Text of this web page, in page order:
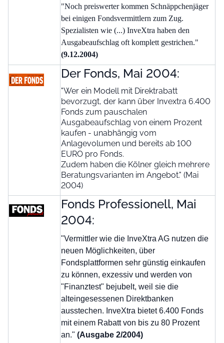
"Noch preiswerter kommen Schnäppchenjäger
bei einigen Fondsvermittlern zum Zug.
Spezialisten wie (...) InveXtra haben den
Ausgabeaufschlag oft komplett gestrichen."
(9.12.2004)
Der Fonds, Mai 2004:
"Wer ein Modell mit Direktrabatt
bevorzugt, der kann über Invextra 6.400
Fonds zum pauschalen
Ausgabeaufschlag von einem Prozent
kaufen - unabhängig vom
Anlagevolumen und bereits ab 100
EURO pro Fonds.
Zudem haben die Kölner gleich mehrere
Beratungsvarianten im Angebot." (Mai
2004)
Fonds Professionell, Mai
2004:
"Vermittler wie die InveXtra AG nutzen die
neuen Möglichkeiten, über
Fondsplattformen sehr günstig einkaufen
zu können, exzessiv und werden von
"Finanztest" bejubelt, weil sie die
alteingesessenen Direktbanken
ausstechen. InveXtra bietet 6.400 Fonds
mit einem Rabatt von bis zu 80 Prozent
an." (Ausgabe 2/2004)